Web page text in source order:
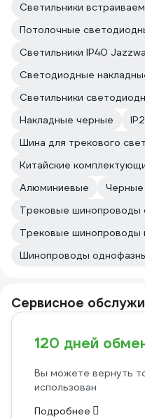
Потолочные
Светильники IP40
Светодиодные
Накладные черные
Шина для трекового
Китайские
Алюминиевые
Черные
Трековые шинопроводы
Трековые шинопроводы
Шинопроводы
Сервисное
120 дней
Вы можете вернуть
использован
Подробнее